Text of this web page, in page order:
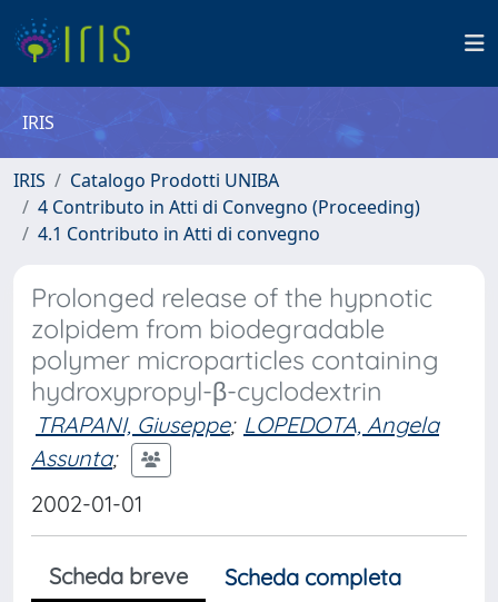
IRIS
IRIS
Catalogo Prodotti UNIBA
4 Contributo in Atti di Convegno (Proceeding)
4.1 Contributo in Atti di convegno
Prolonged release of the hypnotic
zolpidem from biodegradable
polymer microparticles containing
hydroxypropyl-β-cyclodextrin
TRAPANI, Giuseppe; LOPEDOTA, Angela
Assunta;
2002-01-01
Scheda breve
Scheda completa